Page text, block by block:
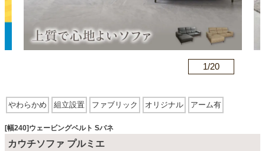
ソファ
ダイニングテーブル・セット
1/20
組立設置 ファブリック オリジナル アーム有
ウェービングベルト Sバネ
やわらかめ
[幅240]ウェービングベルト Sバネ
カウチソファ プルミエ